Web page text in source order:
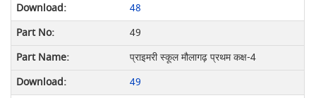
48
49
प्राइमरी स्कूल मौलागढ़ प्रथम कक्ष-4
49